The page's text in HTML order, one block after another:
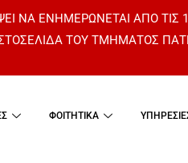
ΝΑ ΕΝΗΜΕΡΩΝΕΤΑΙ ΑΠΟ ΤΙΣ
ΤΟΥ ΤΜΗΜΑΤΟΣ
ΦΟΙΤΗΤΙΚΑ